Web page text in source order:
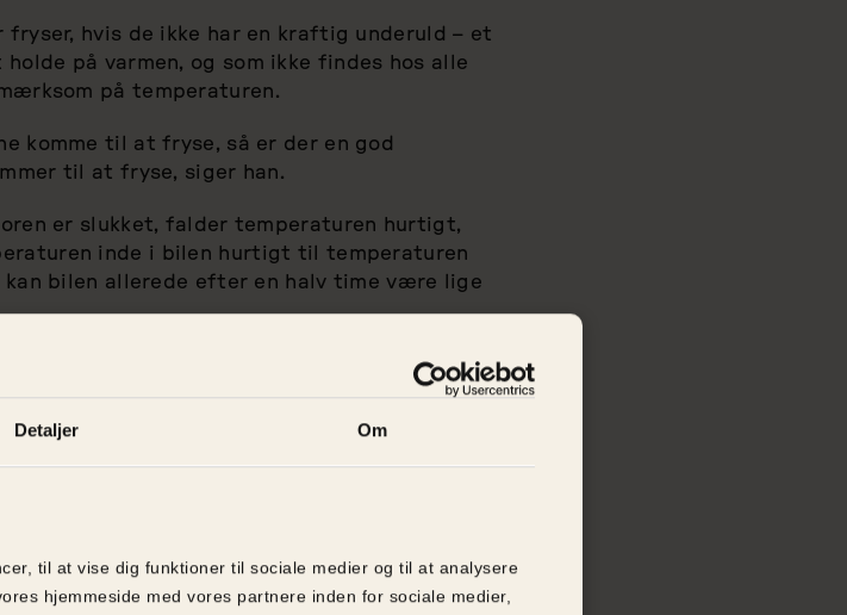
Detaljer Om
til at vise dig funktioner til sociale medier og til at analysere
hjemmeside med vores partnere inden for sociale medier,
hvis de ikke har en kraftig underuld – et
på varmen, og som ikke findes hos alle
på temperaturen.
komme til at fryse, så er der en god
til at fryse, siger han.
er slukket, falder temperaturen hurtigt,
inde i bilen hurtigt til temperaturen
kan bilen allerede efter en halv time være lige
lader hunden blive hjemme, hvis man
du forlader hjemmet, vil det til enhver tid
varmt hus, frem for at sidde i en iskold bil,